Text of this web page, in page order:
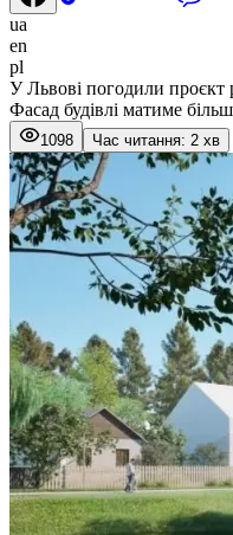
ua
en
pl
У Львові погодили проєкт
Фасад будівлі матиме
1098 Час читання: 2 хв